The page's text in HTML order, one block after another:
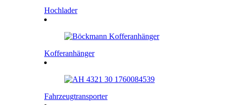
Hochlader
Kofferanhänger
Fahrzeugtransporter